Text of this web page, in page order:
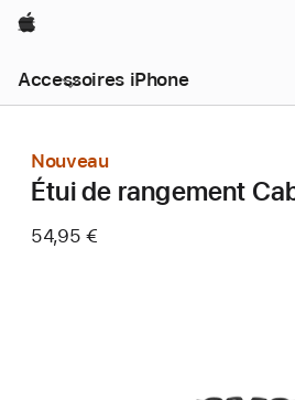
Apple
Accessoires iPhone
Nouveau
Étui de rangement
54,95 €